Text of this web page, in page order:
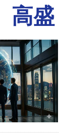
高盛